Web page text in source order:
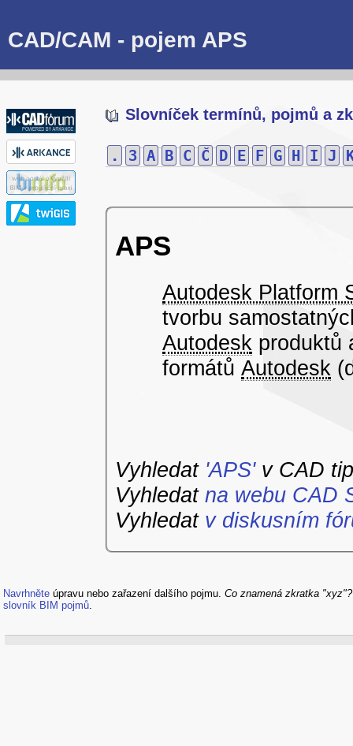
CAD/CAM - pojem APS
Slovníček termínů, pojmů a
. 3 A B C Č D E F G H I J
APS
Autodesk Platform
tvorbu
Autodesk produktů
formátů Autodesk
Vyhledat 'APS'v CAD
Vyhledat na webu CAD
Vyhledat v diskusním
Navrhněte úpravu nebo zařazení dalšího pojmu. Co znamená zkratka
slovník BIM pojmů